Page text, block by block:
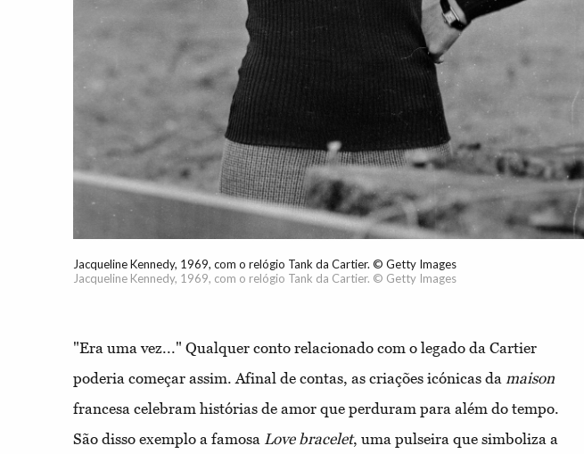
Jacqueline Kennedy, 1969, com o relógio Tank da Cartier. © Getty Images
Jacqueline Kennedy, 1969, com o relógio Tank da Cartier. © Getty Images
"Era uma vez..." Qualquer conto relacionado com o legado da Cartier
poderia começar assim. Afinal de contas, as criações icónicas da maison
francesa celebram histórias de amor que perduram para além do tempo.
São disso exemplo a famosa Love bracelet, uma pulseira que simboliza a